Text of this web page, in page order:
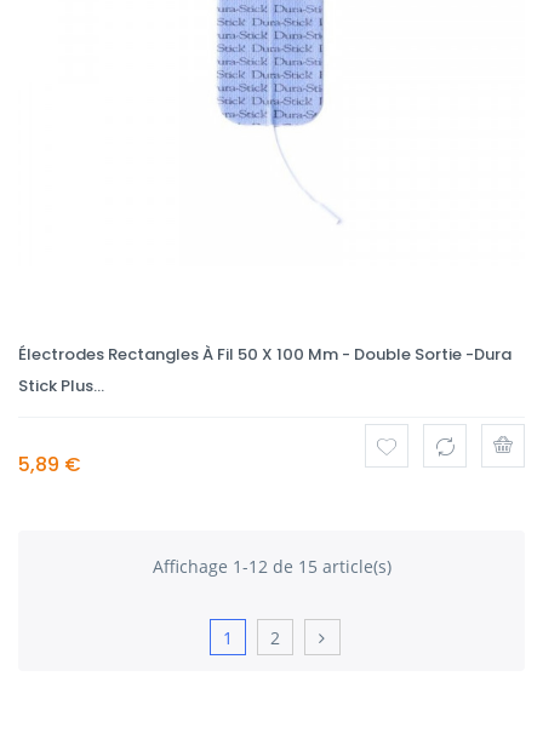
Électrodes Rectangles À Fil 50 X 100 Mm - Double Sortie -Dura
Stick Plus...
5,89 €
Affichage 1-12 de 15 article(s)
1 2